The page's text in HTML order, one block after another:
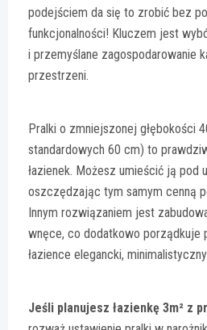
podejściem da się to zrobić bez
funkcjonalności! Kluczem jest
i przemyślane zagospodarowanie
przestrzeni.
Pralki o zmniejszonej głębokości
standardowych 60 cm) to
łazienek. Możesz umieścić ją pod
oszczędzając tym samym cenną
Innym rozwiązaniem jest
wnęce, co dodatkowo porządkuje
łazience elegancki,
Jeśli planujesz łazienkę 3m² z